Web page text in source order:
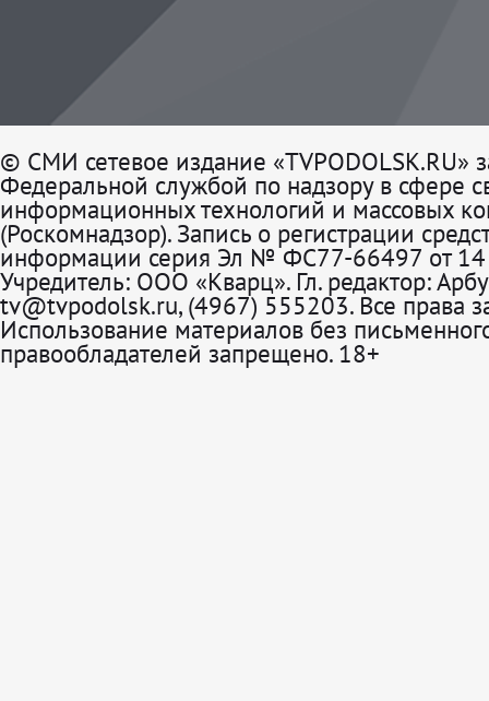
© СМИ сетевое издание «TVPODOLSK.RU»
Федеральной службой по надзору в сфере
информационных технологий и массовых
(Роскомнадзор). Запись о регистрации
информации серия Эл № ФС77-66497 от 14
Учредитель: ООО «Кварц». Гл. редактор:
tv@tvpodolsk.ru, (4967) 555203. Все права
Использование материалов без
правообладателей запрещено. 18+